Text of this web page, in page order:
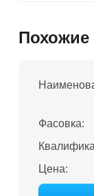
Фасовка:
Цена: